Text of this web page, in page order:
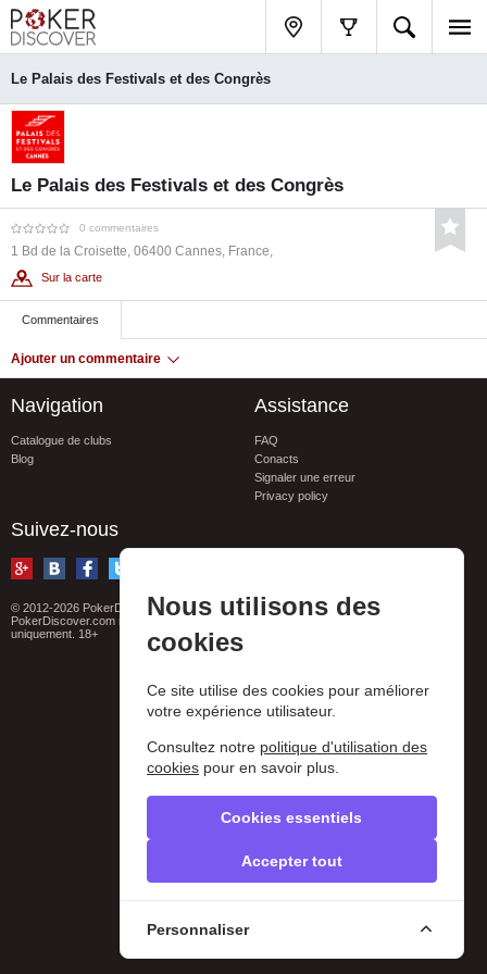
Le Palais des Festivals et des Congrès
Le Palais des Festivals et des Congrès
0 commentaires
1 Bd de la Croisette, 06400 Cannes, France,
Sur la carte
Commentaires
Ajouter un commentaire
Navigation
Catalogue de clubs
Blog
Assistance
FAQ
Conacts
Signaler une erreur
Privacy policy
Suivez-nous
© 2012-2026 PokerDiscover.com. Tous droits réservés
PokerDiscover.com n'est pas un organisateur de jeux. Le site est à titre informatif
uniquement. 18+
Nous utilisons des
cookies
Ce site utilise des cookies pour améliorer
votre expérience utilisateur.
Consultez notre politique d'utilisation des
cookies pour en savoir plus.
Cookies essentiels
Accepter tout
Personnaliser